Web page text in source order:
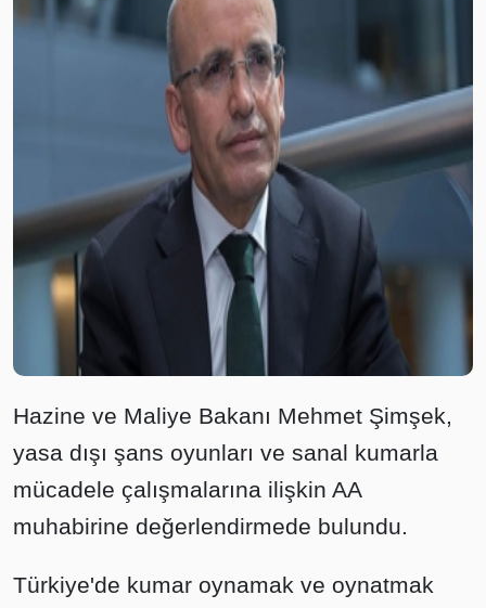
Hazine ve Maliye Bakanı Mehmet Şimşek,
yasa dışı şans oyunları ve sanal kumarla
mücadele çalışmalarına ilişkin AA
muhabirine değerlendirmede bulundu.
Türkiye'de kumar oynamak ve oynatmak